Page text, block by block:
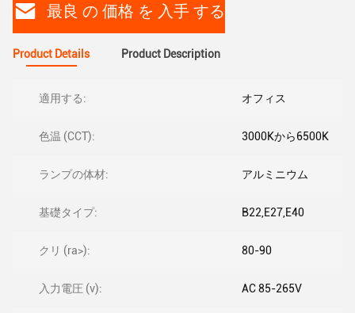
最良 の 価格 を 入手 する
Product Details Product Description
適用する: オフィス
色温 (CCT): 3000Kから6500K
ランプの体材: アルミニウム
基礎タイプ: B22,E27,E40
クリ (ra>): 80-90
入力電圧 (v): AC 85-265V